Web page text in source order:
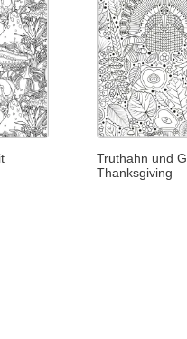
Truthahn und
Thanksgiving